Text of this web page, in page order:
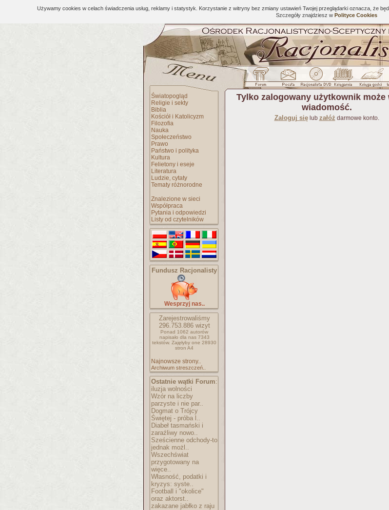
Używamy cookies w celach świadczenia usług, reklamy i statystyk. Korzystanie z witryny bez zmiany ustawień Twojej przeglądarki oznacza, że
Szczegóły znajdziesz w Polityce Cookies
Światopogląd
Religie i sekty
Biblia
Kościół i Katolicyzm
Filozofia
Nauka
Społeczeństwo
Prawo
Państwo i polityka
Kultura
Felietony i eseje
Literatura
Ludzie, cytaty
Tematy różnorodne
Znalezione w sieci
Współpraca
Pytania i odpowiedzi
Listy od czytelników
Fundusz Racjonalisty
Wesprzyj nas..
Zarejestrowaliśmy
296.753.886wizyt
Ponad 1062 autorów
napisało dla nas 7343
tekstów. Zajęłyby one 28930
stron A4
Najnowsze strony..
Archiwum streszczeń..
Ostatnie wątki Forum:
iluzja wolności
Wzór na liczby
parzyste i nie par..
Dogmat o Trójcy
Świętej - próba l..
Diabeł tasmański i
zaraźliwy nowo..
Sześcienne odchody-to
jednak możl..
Wszechświat
przygotowany na
więce..
Własność, podatki i
kryzys: syste..
Football i "okolice"
oraz aktorst..
zakazane jabłko z raju
Tylko zalogowany użytkownik może
wiadomość.
Zaloguj sięlub załóż darmowe konto.